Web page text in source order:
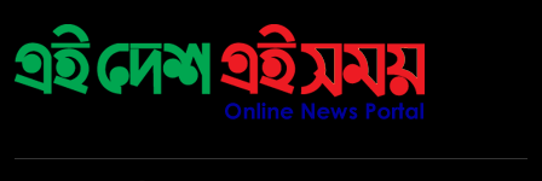
রানার্সআপ হয়েও বীরের মর্যাদা,
আর্জেন্টিনায় সাধারণ ছুটি ঘোষণা
৬
৭